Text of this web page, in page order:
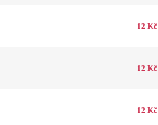
12 Kč
12 Kč
12 Kč